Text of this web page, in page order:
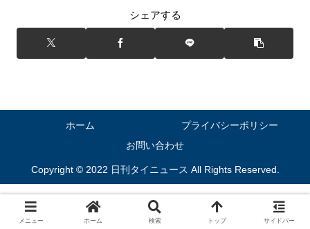
シェアする
ホーム
プライバシーポリシー
お問い合わせ
Copyright © 2022 日刊タイニュース All Rights Reserved.
メニュー ホーム 検索 トップ サイドバー